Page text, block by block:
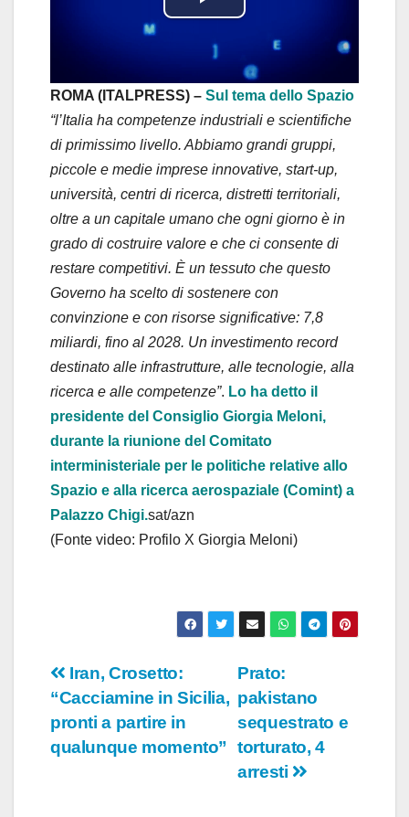
P
l
a
y
V
i
d
e
o
ROMA (ITALPRESS) – Sul tema dello Spazio
“l’Italia ha competenze industriali e scientifiche
di primissimo livello. Abbiamo grandi gruppi,
piccole e medie imprese innovative, start-up,
università, centri di ricerca, distretti territoriali,
oltre a un capitale umano che ogni giorno è in
grado di costruire valore e che ci consente di
restare competitivi. È un tessuto che questo
Governo ha scelto di sostenere con
convinzione e con risorse significative: 7,8
miliardi, fino al 2028. Un investimento record
destinato alle infrastrutture, alle tecnologie, alla
ricerca e alle competenze”. Lo ha detto il
presidente del Consiglio Giorgia Meloni,
durante la riunione del Comitato
interministeriale per le politiche relative allo
Spazio e alla ricerca aerospaziale (Comint) a
Palazzo Chigi.sat/azn
(Fonte video: Profilo X Giorgia Meloni)
Navigazione
articoli
Prato:
pakistano
sequestrato e
torturato, 4
arresti
Iran, Crosetto:
“Cacciamine in Sicilia,
pronti a partire in
qualunque momento”